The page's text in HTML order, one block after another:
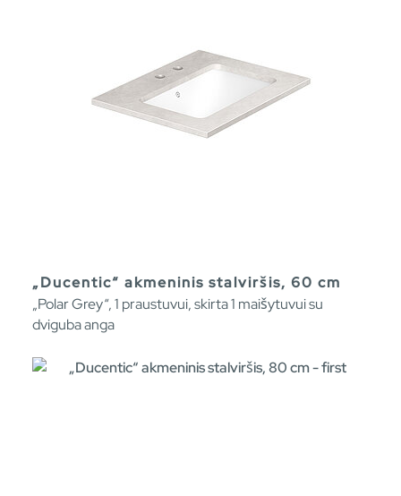
„Ducentic“ akmeninis stalviršis, 60 cm
„Polar Grey“, 1 praustuvui, skirta 1 maišytuvui su
dviguba anga